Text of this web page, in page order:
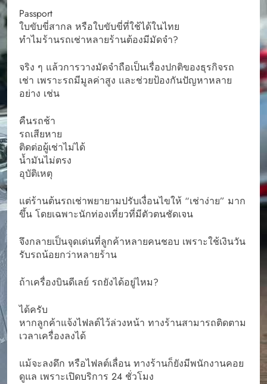
Passport
ใบขับขี่สากล หรือใบขับขี่ที่ใช้ได้ในไทย
ทำไมร้านรถเช่าหลายร้านต้องมีมัดจำ?
จริง ๆ แล้วการวางมัดจำถือเป็นเรื่องปกติของธุรกิจรถ
เช่า เพราะรถมีมูลค่าสูง และช่วยป้องกันปัญหาหลาย
อย่าง เช่น
คืนรถช้า
รถเสียหาย
ติดต่อผู้เช่าไม่ได้
น้ำมันไม่ตรง
อุบัติเหตุ
แต่ร้านต้นรถเช่าพยายามปรับเงื่อนไขให้ “เช่าง่าย” มาก
ขึ้น โดยเฉพาะนักท่องเที่ยวที่มีตัวตนชัดเจน
จึงกลายเป็นจุดเด่นที่ลูกค้าหลายคนชอบ เพราะใช้เงินวัน
รับรถน้อยกว่าหลายร้าน
ถ้าเครื่องบินดีเลย์ รถยังได้อยู่ไหม?
ได้ครับ
หากลูกค้าแจ้งไฟลต์ไว้ล่วงหน้า ทางร้านสามารถติดตาม
เวลาเครื่องลงได้
แม้จะลงดึก หรือไฟลต์เลื่อน ทางร้านก็ยังมีพนักงานคอย
ดูแล เพราะเปิดบริการ 24 ชั่วโมง